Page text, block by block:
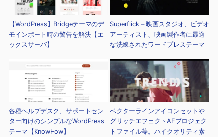
【WordPress】Bridgeテーマのデ
モインポート時の警告を解決【エ
ックスサーバ】
Superflick – 映画スタジオ、ビデオ
アーティスト、映画製作者に最適
な洗練されたワードプレステーマ
各種ヘルプデスク、サポートセン
ター向けのシンプルなWordPress
テーマ【KnowHow】
ベクターラインアイコンセットや
グリッチエフェクトAEプロジェク
トファイル等。ハイクオリティ素